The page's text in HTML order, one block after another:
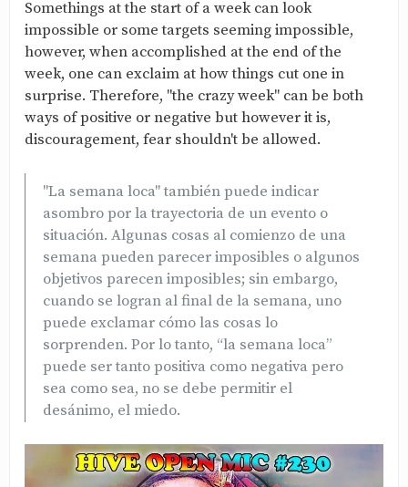
Somethings at the start of a week can look
impossible or some targets seeming impossible,
however, when accomplished at the end of the
week, one can exclaim at how things cut one in
surprise. Therefore, "the crazy week" can be both
ways of positive or negative but however it is,
discouragement, fear shouldn't be allowed.
"La semana loca" también puede indicar
asombro por la trayectoria de un evento o
situación. Algunas cosas al comienzo de una
semana pueden parecer imposibles o algunos
objetivos parecen imposibles; sin embargo,
cuando se logran al final de la semana, uno
puede exclamar cómo las cosas lo
sorprenden. Por lo tanto, “la semana loca”
puede ser tanto positiva como negativa pero
sea como sea, no se debe permitir el
desánimo, el miedo.